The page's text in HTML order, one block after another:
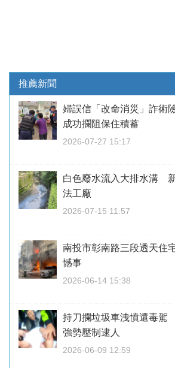
推薦新聞
婦誤信「改命消災」詐術
成功攔阻保住積蓄
2026-07-27 15:17
白色廢水流入大排水溝
法工廠
2026-07-15 11:57
南投市彰南路三段透天
憾事
2026-06-14 15:38
持刀攔垃圾車洩憤還毒駕
強勢壓制逮人
2026-06-09 12:59